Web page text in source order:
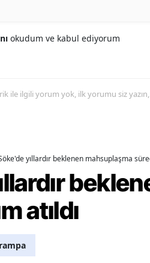
Ordu
Rize
Sakarya
okudum ve kabul ediyorum
ile ilgili yorum yok, ilk yorumu siz yazın,
yıllardır beklenen mahsuplaşma
atıldı